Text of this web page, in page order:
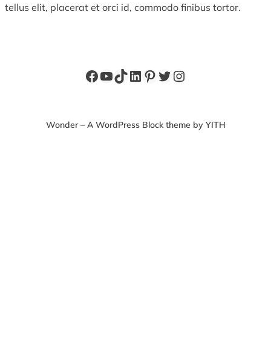
tellus elit, placerat et orci id, commodo finibus tortor.
Facebook
YouTube
TikTok
LinkedIn
Pinterest
X Instagram
Wonder – A WordPress Block theme by YITH